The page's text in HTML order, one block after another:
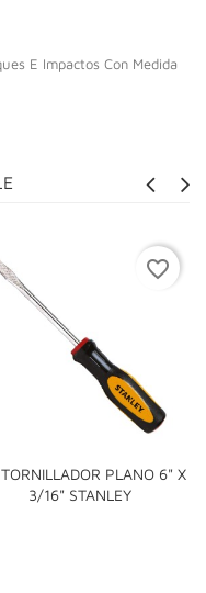
E Impactos Con Medida
PLANO 6" X
3/16" STANLEY
favorite_border